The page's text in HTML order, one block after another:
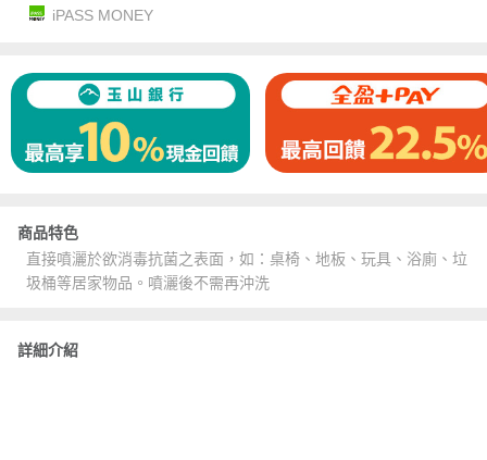
iPASS MONEY
商品特色
直接噴灑於欲消毒抗菌之表面，如：桌椅、地板、玩具、浴廁、垃
圾桶等居家物品。噴灑後不需再沖洗
詳細介紹